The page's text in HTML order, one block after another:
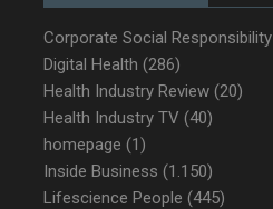
Corporate Social Responsibility
Digital Health (286)
Health Industry Review (20)
Health Industry TV (40)
homepage (1)
Inside Business (1.150)
Lifescience People (445)